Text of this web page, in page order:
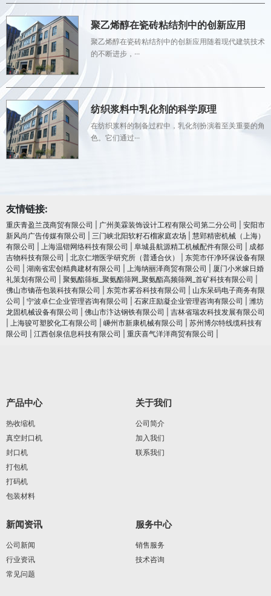
聚乙烯醇在瓷砖粘结剂中的创新应用
聚乙烯醇在瓷砖粘结剂中的创新应用随着现代建筑技术
的不断进步，···
纺织浆料中乳化剂的科学原理
在纺织浆料的制备过程中，乳化剂扮演着至关重要的角
色。它们通过···
友情链接:
重庆青盈兰茂商贸有限公司 广州美霖装饰设计工程有限公司第二分公司
安阳市
新风尚广告传媒有限公司
三门峡北阳软籽石榴家庭农场
慧郢精密机械（上海）
有限公司
上海温锴网络科技有限公司 阜城县航源精工机械配件有限公司
成都
吉物科技有限公司
北京仁增医学研究所（普通合伙）
东莞市仟净环保设备有限
公司
湖南省宏创精典建材有限公司 上海纳丽泽商贸有限公司
厦门小米嫁日婚
礼策划有限公司
聚氨酯筛板_聚氨酯筛网_聚氨酯高频筛网_首矿科技有限公司
佛山市镝蓓包装科技有限公司
东莞市雾谷科技有限公司
山东呆码电子商务有限
公司
宁波卓仁企业管理咨询有限公司 石家庄励凝企业管理咨询有限公司
潍坊
龙固机械设备有限公司
佛山市汴达钢铁有限公司
吉林省瑞农科技发展有限公司
上海骏可塑胶化工有限公司 嵊州市新康机械有限公司
苏州博尔特线缆科技有
限公司
江西创泉信息科技有限公司 重庆喜气洋洋商贸有限公司
产品中心
热收缩机
真空封口机
封口机
打包机
打码机
包装材料
关于我们
公司简介
加入我们
联系我们
新闻资讯
公司新闻
行业资讯
常见问题
服务中心
销售服务
技术咨询